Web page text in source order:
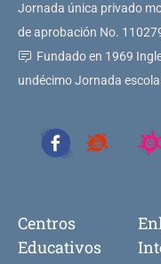
Jornada única privado
de aprobación No.
Fundado en 1969
undécimo Jornada
Centros
Educativos